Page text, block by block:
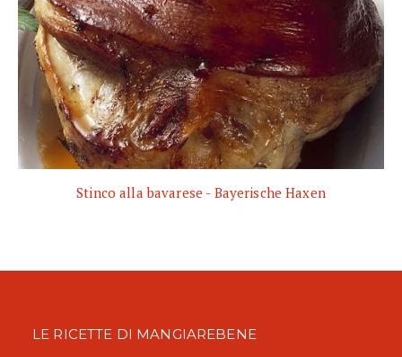
Stinco alla bavarese - Bayerische Haxen
LE RICETTE DI MANGIAREBENE